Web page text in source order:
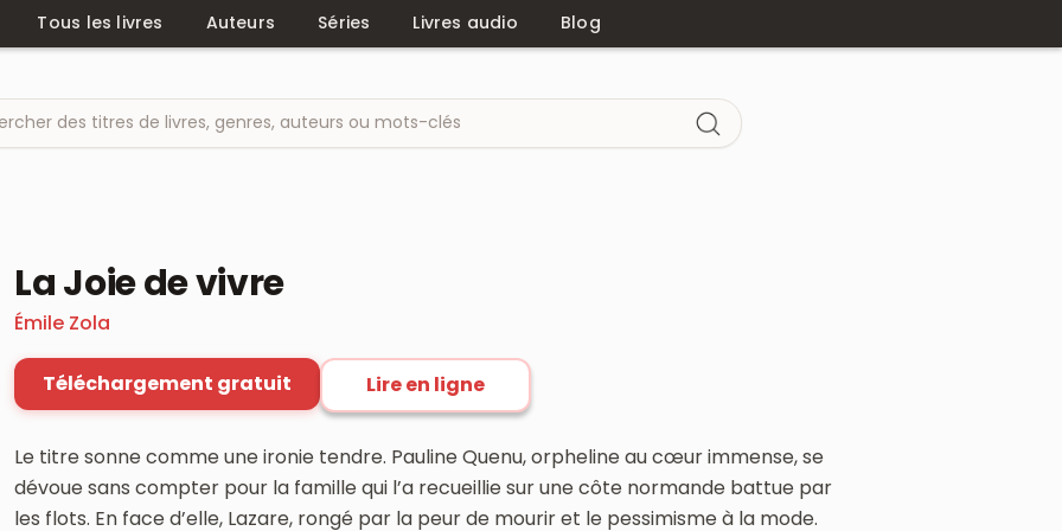
Tous les livres Auteurs Séries Livres audio Blog
La Joie de vivre
Émile Zola
Téléchargement gratuit Lire en ligne
Le titre sonne comme une ironie tendre. Pauline Quenu, orpheline au cœur immense, se
dévoue sans compter pour la famille qui l’a recueillie sur une côte normande battue par
les flots. En face d’elle, Lazare, rongé par la peur de mourir et le pessimisme à la mode.